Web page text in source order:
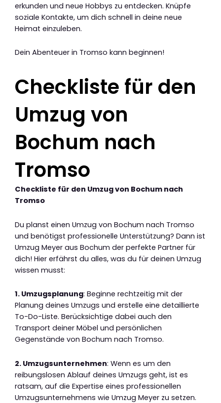
erkunden und neue Hobbys zu entdecken. Knüpfe
soziale Kontakte, um dich schnell in deine neue
Heimat einzuleben.
Dein Abenteuer in Tromso kann beginnen!
Checkliste für den
Umzug von
Bochum nach
Tromso
Checkliste für den Umzug von Bochum nach
Tromso
Du planst einen Umzug von Bochum nach Tromso
und benötigst professionelle Unterstützung? Dann ist
Umzug Meyer aus Bochum der perfekte Partner für
dich! Hier erfährst du alles, was du für deinen Umzug
wissen musst:
1. Umzugsplanung: Beginne rechtzeitig mit der
Planung deines Umzugs und erstelle eine detaillierte
To-Do-Liste. Berücksichtige dabei auch den
Transport deiner Möbel und persönlichen
Gegenstände von Bochum nach Tromso.
2. Umzugsunternehmen: Wenn es um den
reibungslosen Ablauf deines Umzugs geht, ist es
ratsam, auf die Expertise eines professionellen
Umzugsunternehmens wie Umzug Meyer zu setzen.